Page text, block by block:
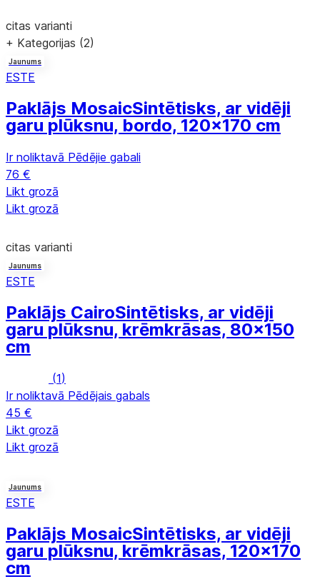
citas varianti
+ Kategorijas (2)
Jaunums
ESTE
Paklājs MosaicSintētisks, ar vidēji
garu plūksnu, bordo, 120x170 cm
Ir noliktavā Pēdējie gabali
76 €
Likt grozā
Likt grozā
citas varianti
Jaunums
ESTE
Paklājs CairoSintētisks, ar vidēji
garu plūksnu, krēmkrāsas, 80x150
cm
(1)
Ir noliktavā Pēdējais gabals
45 €
Likt grozā
Likt grozā
Jaunums
ESTE
Paklājs MosaicSintētisks, ar vidēji
garu plūksnu, krēmkrāsas, 120x170
cm